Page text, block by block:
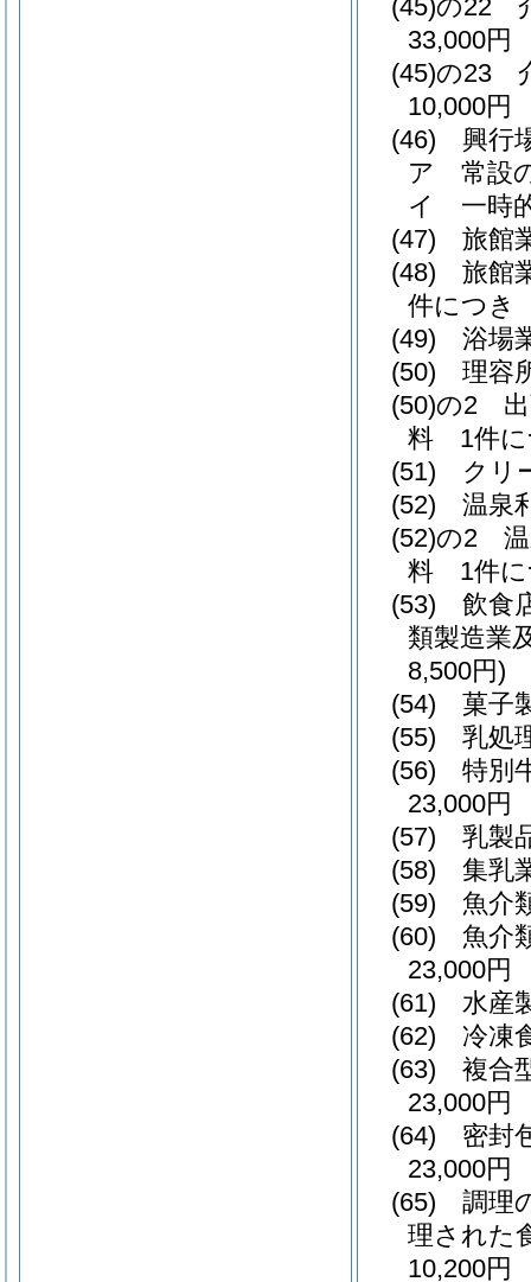
(45)の22
33,000円
(45)の23
10,000円
(46)
興行
ア
常設
イ
一時
(47)
旅館
(48)
旅館
件につき
(49)
浴場
(50)
理容
(50)の2
料 1件
(51)
クリ
(52)
温泉
(52)の2
料 1件
(53)
飲食
類製造業
8,500円)
(54)
菓子
(55)
乳処
(56)
特別
23,000円
(57)
乳製
(58)
集乳
(59)
魚介
(60)
魚介
23,000円
(61)
水産
(62)
冷凍
(63)
複合
23,000円
(64)
密封
23,000円
(65)
調理
理された
10,200円